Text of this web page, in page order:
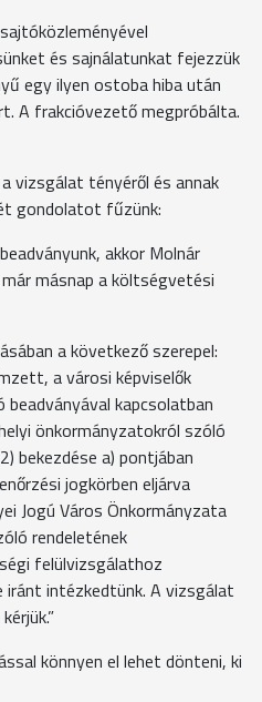
és sajnálatunkat fejezzük
egy ilyen ostoba hiba után
A frakcióvezető megpróbálta.
vizsgálat tényéről és annak
gondolatot fűzünk:
akkor Molnár
másnap a költségvetési
a következő szerepel:
a városi képviselők
kapcsolatban
önkormányzatokról szóló
bekezdése a) pontjában
jogkörben eljárva
Jogú Város Önkormányzata
rendeletének
felülvizsgálathoz
intézkedtünk. A vizsgálat
könnyen el lehet dönteni, ki